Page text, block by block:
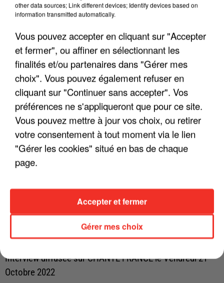
LES INTERVIEWS CHANTE FRANCE AVEC
Interview diffusée sur CHANTE FRANCE le Vendredi 28
Octobre 2022
LES INTERVIEWS CHANTE FRANCE AVEC
Interview diffusée sur CHANTE FRANCE le Vendredi 21
Octobre 2022
other data sources; Link different devices; Identify devices based on
information transmitted automatically.
Vous pouvez accepter en cliquant sur "Accepter
et fermer", ou affiner en sélectionnant les
finalités et/ou partenaires dans "Gérer mes
choix". Vous pouvez également refuser en
cliquant sur "Continuer sans accepter". Vos
préférences ne s'appliqueront que pour ce site.
Vous pouvez mettre à jour vos choix, ou retirer
votre consentement à tout moment via le lien
"Gérer les cookies" situé en bas de chaque
page.
Gérer mes choix
Accepter et fermer